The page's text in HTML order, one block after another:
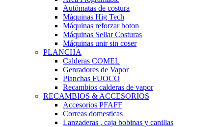
Autómatas de costura
Máquinas Hig Tech
Máquinas reforzar boton
Máquinas Sellar Costuras
Máquinas unir sin coser
PLANCHA
Calderas COMEL
Genradores de Vapor
Planchas FUOCO
Recambios calderas de vapor
RECAMBIOS & ACCESORIOS
Accesorios PFAFF
Correas domesticas
Lanzaderas , caja bobinas y canillas